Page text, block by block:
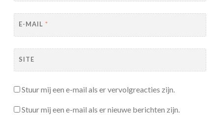
E-MAIL *
SITE
Stuur mij een e-mail als er vervolgreacties zijn.
Stuur mij een e-mail als er nieuwe berichten zijn.